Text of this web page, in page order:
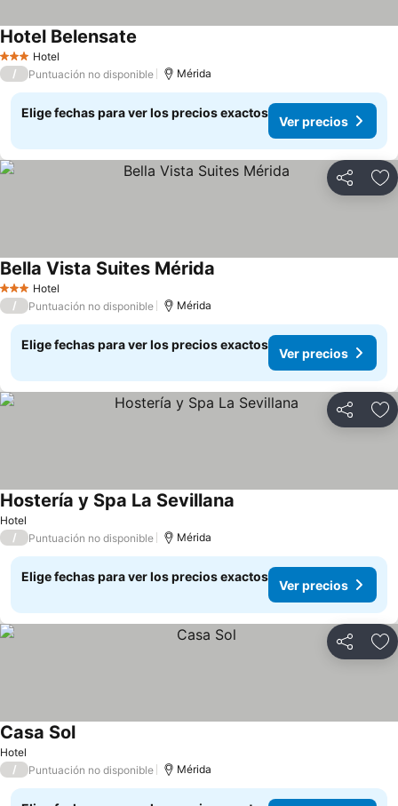
3 Estrellas
Hotel
Hotel Belensate
/ Puntuación no disponible Mérida
Elige fechas para ver los precios exactos
Ver precios
Compartir
3 Estrellas
Hotel
Bella Vista Suites Mérida
/ Puntuación no disponible Mérida
Elige fechas para ver los precios exactos
Ver precios
Compartir
Hotel
Hostería y Spa La Sevillana
/ Puntuación no disponible Mérida
Elige fechas para ver los precios exactos
Ver precios
Compartir
Hotel
Casa SolVer precios
/ Puntuación no disponible Mérida